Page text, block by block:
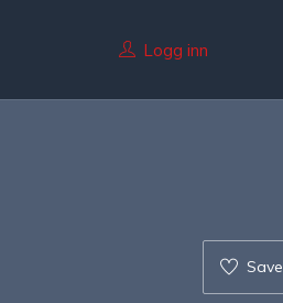
Logg inn
Save